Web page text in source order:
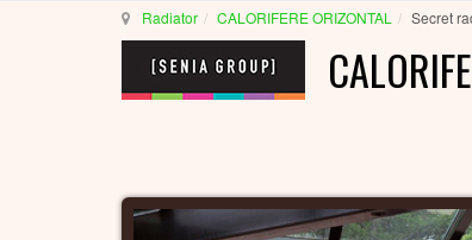
Radiator CALORIFERE ORIZONTAL Secret